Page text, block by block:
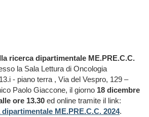
ricerca dipartimentale ME.PRE.C.C.
la Sala Lettura di Oncologia
- piano terra , Via del Vespro, 129 –
Paolo Giaccone, il giorno 18 dicembre
ore 13.30 ed online tramite il link:
ME.PRE.C.C. 2024.